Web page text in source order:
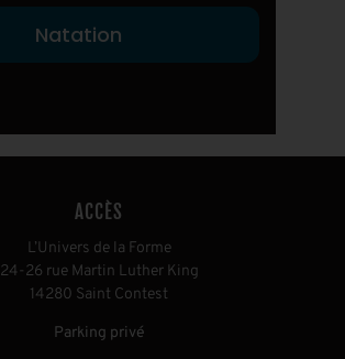
Natation
ACCÈS
L’Univers de la Forme
24-26 rue Martin Luther King
14280 Saint Contest
Parking privé